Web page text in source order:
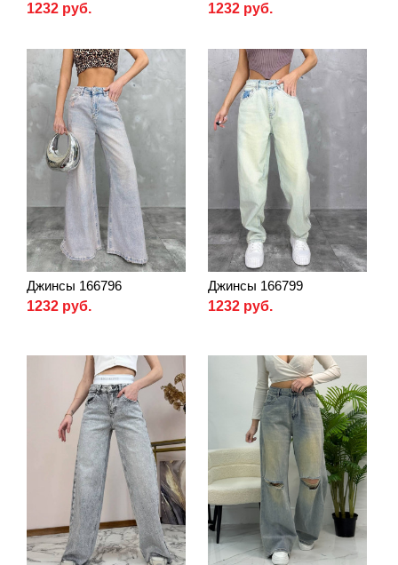
1232 руб.
1232 руб.
Джинсы 166796
1232 руб.
Джинсы 166799
1232 руб.